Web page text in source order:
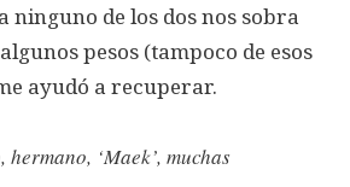
ninguno de los dos nos sobra
pesos (tampoco de esos
ayudó a recuperar.
‘Maek’, muchas